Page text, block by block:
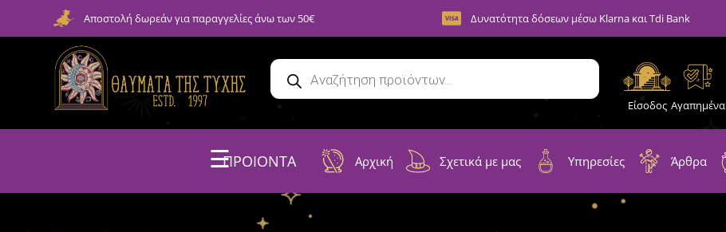
Αποστολή δωρεάν για παραγγελίες άνω των 50€ Δυνατότητα δόσεων μέσω Klarna και Tdi Bank
Είσοδος Αγαπημένα
☰ΠΡΟΙΟΝΤΑ Αρχική Σχετικά με μας Υπηρεσίες Άρθρα